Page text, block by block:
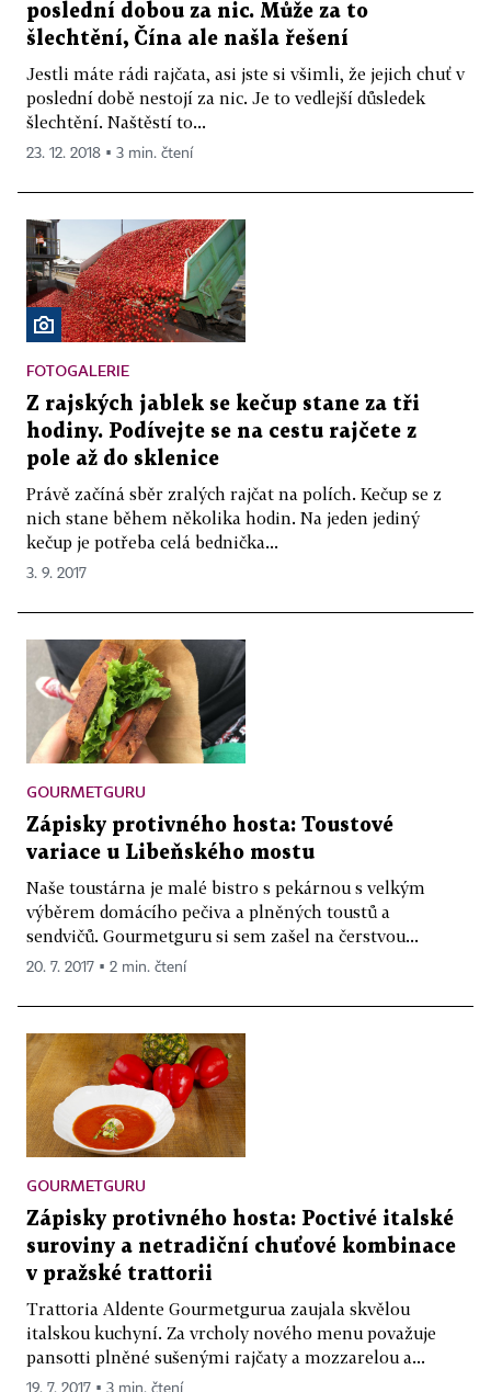
poslední dobou za nic. Může za to
šlechtění, Čína ale našla řešení
Jestli máte rádi rajčata, asi jste si všimli, že jejich chuť v
poslední době nestojí za nic. Je to vedlejší důsledek
šlechtění. Naštěstí to...
23. 12. 2018 ▪ 3 min. čtení
FOTOGALERIE
Z rajských jablek se kečup stane za tři
hodiny. Podívejte se na cestu rajčete z
pole až do sklenice
Právě začíná sběr zralých rajčat na polích. Kečup se z
nich stane během několika hodin. Na jeden jediný
kečup je potřeba celá bednička...
3. 9. 2017
GOURMETGURU
Zápisky protivného hosta: Toustové
variace u Libeňského mostu
Naše toustárna je malé bistro s pekárnou s velkým
výběrem domácího pečiva a plněných toustů a
sendvičů. Gourmetguru si sem zašel na čerstvou...
20. 7. 2017 ▪ 2 min. čtení
GOURMETGURU
Zápisky protivného hosta: Poctivé italské
suroviny a netradiční chuťové kombinace
v pražské trattorii
Trattoria Aldente Gourmetgurua zaujala skvělou
italskou kuchyní. Za vrcholy nového menu považuje
pansotti plněné sušenými rajčaty a mozzarelou a...
19. 7. 2017 ▪ 3 min. čtení